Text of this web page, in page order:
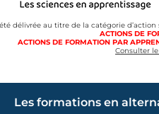
délivrée au titre de la catégorie d’action
ACTIONS DE
ACTIONS DE FORMATION PAR
Consulter
Les formations en